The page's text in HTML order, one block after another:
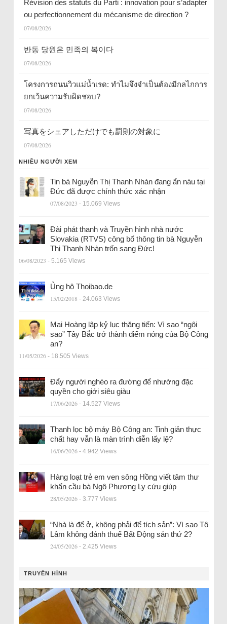
Révision des statuts du Parti : innovation pour s’adapter
ou perfectionnement du mécanisme de direction ?
07/08/2026
반동 당원은 민족의 복이다
07/08/2026
โครงการถนนวิวแม่น้ำเรด: ทำไมจึงจำเป็นต้องมีกลไกการ
ยกเว้นความรับผิดชอบ?
07/08/2026
写真をシェアしただけでも罰則の対象に
07/08/2026
NHIỀU NGƯỜI XEM
Tin bà Nguyễn Thị Thanh Nhàn đang ẩn náu tại
Đức đã được chính thức xác nhận
07/08/2023 - 15.069 Views
Đài phát thanh và Truyền hình nhà nước
Slovakia (RTVS) công bố thông tin bà Nguyễn
Thị Thanh Nhàn trốn sang Đức!
06/08/2023 - 5.165 Views
Ủng hộ Thoibao.de
15/02/2018 - 24.063 Views
Mai Hoàng lập kỷ lục thăng tiến: Vì sao “ngôi
sao” Tây Bắc trở thành điểm nóng của Bộ Công
an?
11/05/2026 - 18.505 Views
Đẩy người nghèo ra đường để nhường đặc
quyền cho giới siêu giàu
17/06/2026 - 14.527 Views
Thanh lọc bộ máy Bộ Công an: Tinh giản thực
chất hay vẫn là màn trình diễn lấy lệ?
16/06/2026 - 4.942 Views
Hàng loạt trẻ em ven sông Hồng viết tâm thư
khẩn cầu bà Ngô Phương Ly cứu giúp
28/05/2026 - 3.777 Views
“Nhà là để ở, không phải để tích sản”: Vì sao Tô
Lâm không đánh thuế Bất Động sản thứ 2?
24/05/2026 - 2.425 Views
TRUYỀN HÌNH